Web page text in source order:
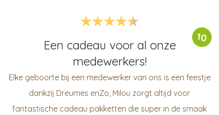
10
Een cadeau voor al onze
medewerkers!
Elke geboorte bij een medewerker van ons is een feestje
dankzij Dreumes enZo, Milou zorgt altijd voor
fantastische cadeau pakketten die super in de smaak